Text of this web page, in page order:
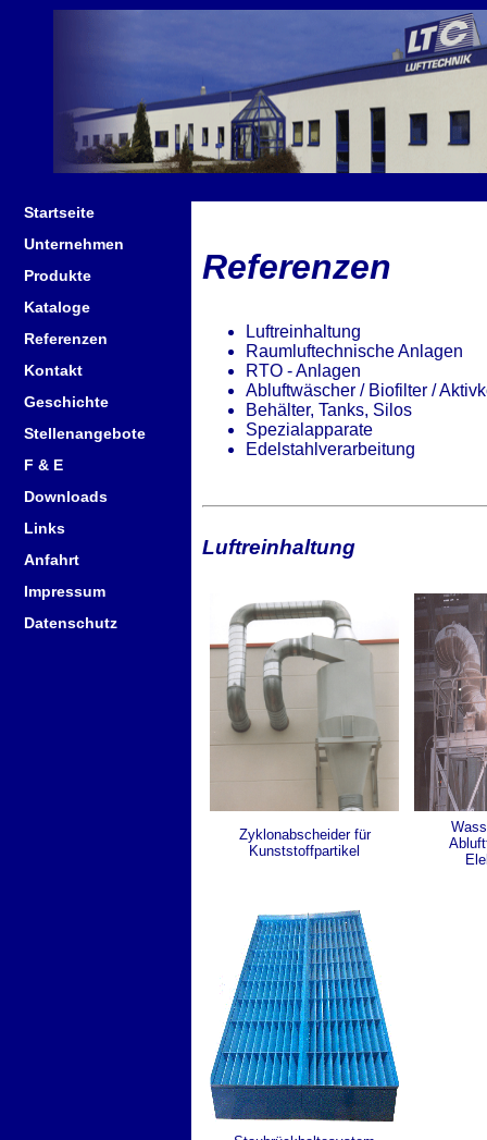
Startseite
Unternehmen
Produkte
Kataloge
Referenzen
Kontakt
Geschichte
Stellenangebote
F & E
Downloads
Links
Anfahrt
Impressum
Datenschutz
Referenzen
Luftreinhaltung
Raumluftechnische Anlagen
RTO - Anlagen
Abluftwäscher / Biofilter /
Behälter, Tanks, Silos
Spezialapparate
Edelstahlverarbeitung
Luftreinhaltung
Zyklonabscheider für
Kunststoffpartikel